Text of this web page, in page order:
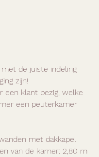
de juiste indeling
zijn!
een klant bezig, welke
een peuterkamer
met dakkapel
van de kamer: 2,80 m